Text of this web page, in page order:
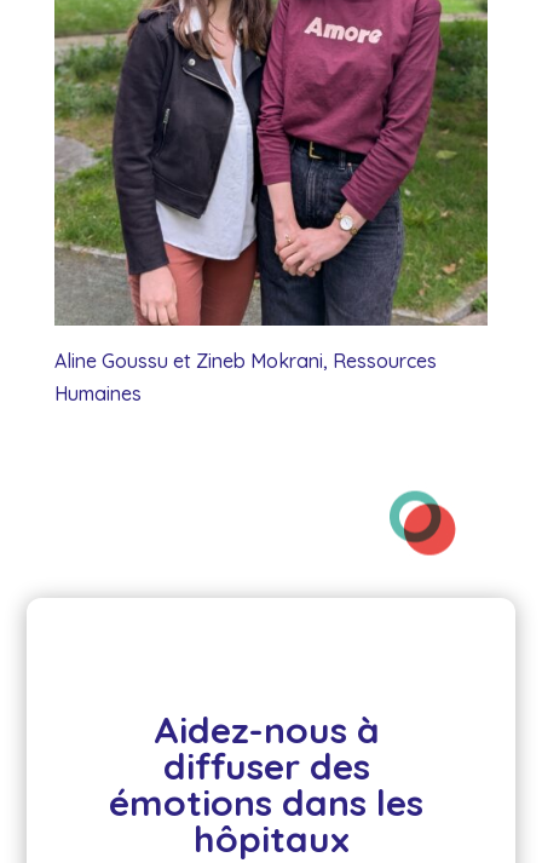
Aline Goussu et Zineb Mokrani, Ressources
Humaines
Aidez-nous à
diffuser des
émotions dans les
hôpitaux